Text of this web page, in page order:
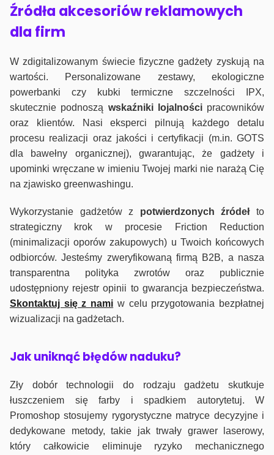
Źródła akcesoriów reklamowych
dla firm
W zdigitalizowanym świecie fizyczne gadżety zyskują na
wartości. Personalizowane zestawy, ekologiczne
powerbanki czy kubki termiczne szczelności IPX,
skutecznie podnoszą wskaźniki lojalnościpracowników
oraz klientów. Nasi eksperci pilnują każdego detalu
procesu realizacji oraz jakości i certyfikacji (m.in. GOTS
dla bawełny organicznej), gwarantując, że gadżety i
upominki wręczane w imieniu Twojej marki nie narażą Cię
na zjawisko greenwashingu.
Wykorzystanie gadżetów z potwierdzonych źródełto
strategiczny krok w procesie Friction Reduction
(minimalizacji oporów zakupowych) u Twoich końcowych
odbiorców. Jesteśmy zweryfikowaną firmą B2B, a nasza
transparentna polityka zwrotów oraz publicznie
udostępniony rejestr opinii to gwarancja bezpieczeństwa.
Skontaktuj się z nami w celu przygotowania bezpłatnej
wizualizacji na gadżetach.
Jak uniknąć błędów naduku?
Zły dobór technologii do rodzaju gadżetu skutkuje
łuszczeniem się farby i spadkiem autorytetuj. W
Promoshop stosujemy rygorystyczne matryce decyzyjne i
dedykowane metody, takie jak trwały grawer laserowy,
który całkowicie eliminuje ryzyko mechanicznego